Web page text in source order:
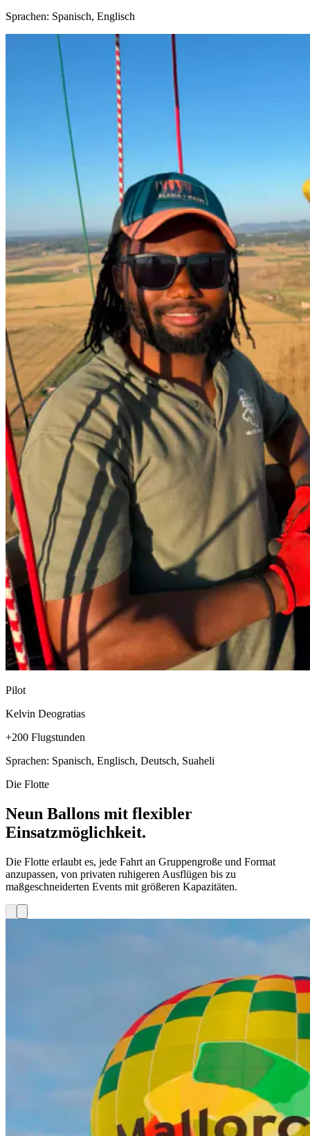
Sprachen: Spanisch, Englisch
Pilot
Kelvin Deogratias
+200 Flugstunden
Sprachen: Spanisch, Englisch, Deutsch, Suaheli
Die Flotte
Neun Ballons mit flexibler
Einsatzmöglichkeit.
Die Flotte erlaubt es, jede Fahrt an Gruppengroße und Format
anzupassen, von privaten ruhigeren Ausflügen bis zu
maßgeschneiderten Events mit größeren Kapazitäten.